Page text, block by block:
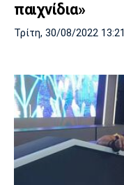
παιχνίδια»
Τρίτη, 30/08/2022 13:21